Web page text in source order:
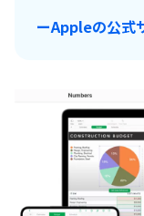
ーAppleの公式